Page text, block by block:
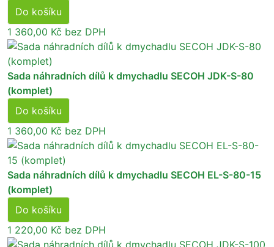
Do košíku
1 360,00 Kč bez DPH
Sada náhradních dílů k dmychadlu SECOH JDK-S-80
(komplet)
Do košíku
1 360,00 Kč bez DPH
Sada náhradních dílů k dmychadlu SECOH EL-S-80-15
(komplet)
Do košíku
1 220,00 Kč bez DPH